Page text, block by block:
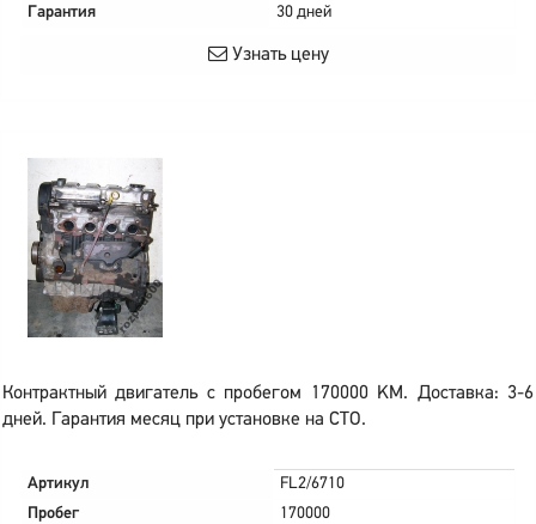
Гарантия
30 дней
Узнать цену
Контрактный двигатель с пробегом 170000 KM. Доставка: 3-6
дней. Гарантия месяц при установке на СТО.
Артикул
FL2/6710
Пробег
170000